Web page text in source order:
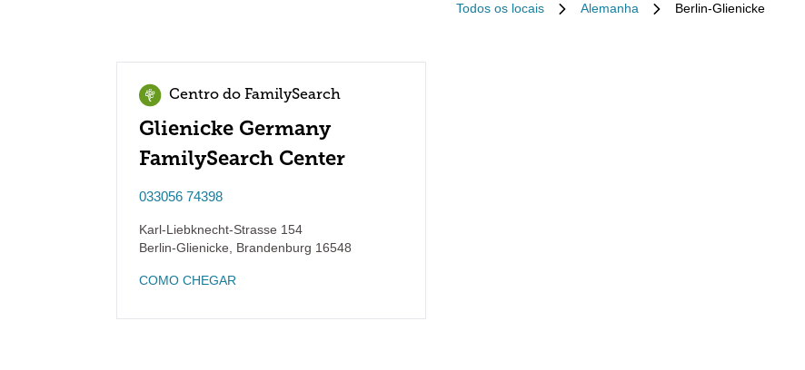
Todos os locais Alemanha Berlin-Glienicke
Centro do FamilySearch
Glienicke Germany
FamilySearch Center
033056 74398
Karl-Liebknecht-Strasse 154
Berlin-Glienicke
Brandenburg 16548
COMO CHEGAR